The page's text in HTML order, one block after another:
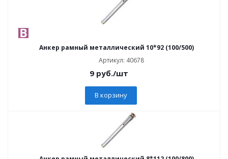
Анкер рамный металлический 10*92 (100/500)
Артикул: 40678
9 руб./шт
В корзину